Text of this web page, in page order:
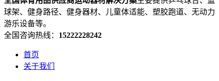
球架、健身路径、健身器材、儿童体适能、塑胶跑道、无动力
游乐设备等。
全国咨询热线： 15222228242
首页
关于我们